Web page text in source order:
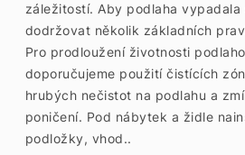
záležitostí. Aby podlaha
dodržovat několik základních
Pro prodloužení životnosti
doporučujeme použití čistících
hrubých nečistot na podlahu a
poničení. Pod nábytek a židle
podložky, vhod..